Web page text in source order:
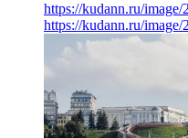
https://kudann.ru/
https://kudann.ru/